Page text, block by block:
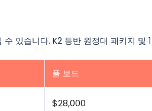
있습니다. K2 등반 원정대 패키지 및 1
풀 보드
$28,000